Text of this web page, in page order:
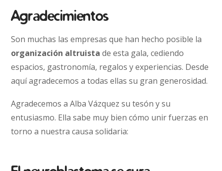
Agradecimientos
Son muchas las empresas que han hecho posible la
organización altruista de esta gala, cediendo
espacios, gastronomía, regalos y experiencias. Desde
aquí agradecemos a todas ellas su gran generosidad.
Agradecemos a Alba Vázquez su tesón y su
entusiasmo. Ella sabe muy bien cómo unir fuerzas en
torno a nuestra causa solidaria: